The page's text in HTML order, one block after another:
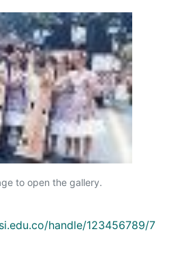
to open the gallery.
handle/123456789/7